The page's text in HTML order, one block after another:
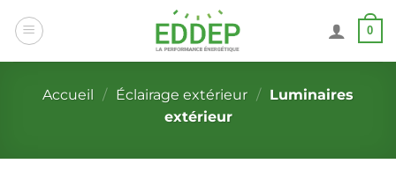
au
0
Accueil / Éclairage extérieur / Luminaires
extérieur